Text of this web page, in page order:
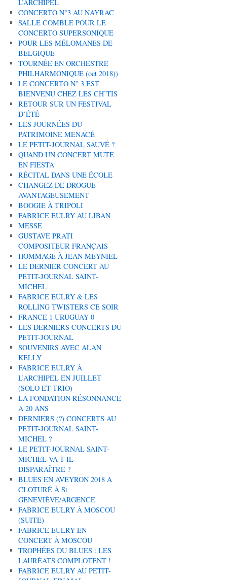
L’ARCHIPEL
CONCERTO N°3 AU NAYRAC
SALLE COMBLE POUR LE
CONCERTO SUPERSONIQUE
POUR LES MÉLOMANES DE
BELGIQUE
TOURNÉE EN ORCHESTRE
PHILHARMONIQUE (oct 2018))
LE CONCERTO N° 3 EST
BIENVENU CHEZ LES CH’TIS
RETOUR SUR UN FESTIVAL
D’ÉTÉ
LES JOURNÉES DU
PATRIMOINE MENACÉ
LE PETIT-JOURNAL SAUVÉ ?
QUAND UN CONCERT MUTE
EN FIESTA
RÉCITAL DANS UNE ÉCOLE
CHANGEZ DE DROGUE
AVANTAGEUSEMENT
BOOGIE À TRIPOLI
FABRICE EULRY AU LIBAN
MESSE
GUSTAVE PRATI
COMPOSITEUR FRANÇAIS
HOMMAGE À JEAN MEYNIEL
LE DERNIER CONCERT AU
PETIT-JOURNAL SAINT-
MICHEL
FABRICE EULRY & LES
ROLLING TWISTERS CE SOIR
FRANCE 1 URUGUAY 0
LES DERNIERS CONCERTS DU
PETIT-JOURNAL
SOUVENIRS AVEC ALAN
KELLY
FABRICE EULRY À
L’ARCHIPEL EN JUILLET
(SOLO ET TRIO)
LA FONDATION RÉSONNANCE
A 20 ANS
DERNIERS (?) CONCERTS AU
PETIT-JOURNAL SAINT-
MICHEL ?
LE PETIT-JOURNAL SAINT-
MICHEL VA-T-IL
DISPARAÎTRE ?
BLUES EN AVEYRON 2018 A
CLOTURÉ À St
GENEVIÈVE/ARGENCE
FABRICE EULRY À MOSCOU
(SUITE)
FABRICE EULRY EN
CONCERT À MOSCOU
TROPHÉES DU BLUES : LES
LAURÉATS COMPLOTENT !
FABRICE EULRY AU PETIT-